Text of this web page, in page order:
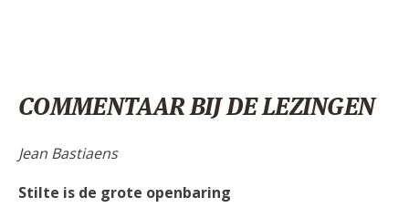
COMMENTAAR BIJ DE LEZINGEN
Jean Bastiaens
Stilte is de grote openbaring